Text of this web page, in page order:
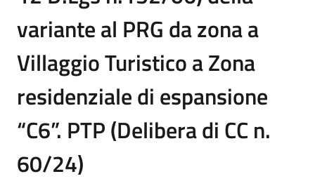
variante al PRG da zona a
Villaggio Turistico a Zona
residenziale di espansione
“C6”. PTP (Delibera di CC n.
60/24)